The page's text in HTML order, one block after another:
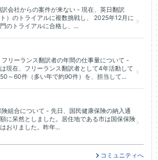
訳会社からの案件が来ない - 現在、英日翻訳
ト）のトライアルに複数挑戦し、 2025年12月に
のトライアルに合格し、...
フリーランス翻訳者の年間の仕事量について -
現在、フリーランス翻訳者として4年活動して
～60件（多い年で約90件）を、担当して...
険組合について - 先日、国民健康保険の納入通
に呆然としました。居住地である市は国保保険
おりました。昨年...
コミュニティへ